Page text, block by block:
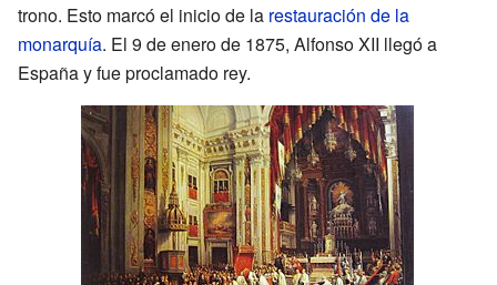
trono. Esto marcó el inicio de la restauración de la
monarquía. El 9 de enero de 1875, Alfonso XII llegó a
España y fue proclamado rey.